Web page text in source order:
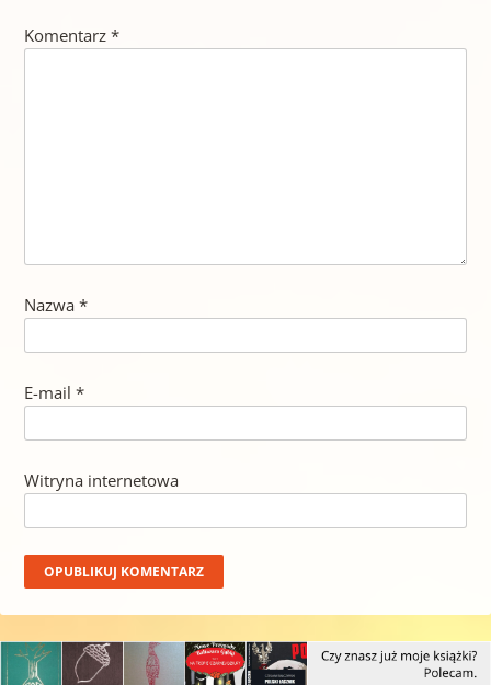
Komentarz *
Nazwa *
E-mail *
Witryna internetowa